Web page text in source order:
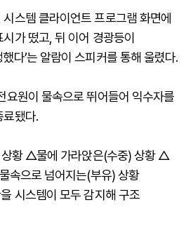
스템 클라이언트 프로그램 화면에
가 떴고, 뒤 이어 경광등이
다’는 알람이 스피커를 통해 울렸다.
요원이 물속으로 뛰어들어 익수자를
료됐다.
황 △물에 가라앉은(수중) 상황 △
속으로 넘어지는(부유) 상황
시스템이 모두 감지해 구조